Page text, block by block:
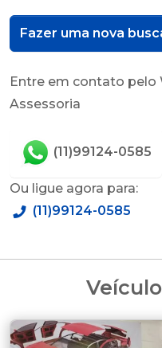
Fazer uma nova
Entre em contato
Assessoria
(11)99124-0585
Ou ligue agora para:
(11)99124-0585